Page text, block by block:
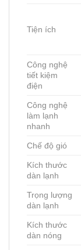
Tiện ích
Công nghệ
tiết kiệm
điện
Công nghệ
làm lạnh
nhanh
Chế độ gió
Kích thước
dàn lạnh
Trọng lượng
dàn lạnh
Kích thước
dàn nóng